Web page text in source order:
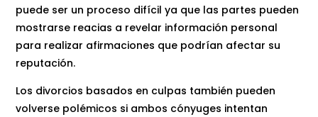
puede ser un proceso difícil ya que las partes pueden
mostrarse reacias a revelar información personal
para realizar afirmaciones que podrían afectar su
reputación.
Los divorcios basados ​​en culpas también pueden
volverse polémicos si ambos cónyuges intentan